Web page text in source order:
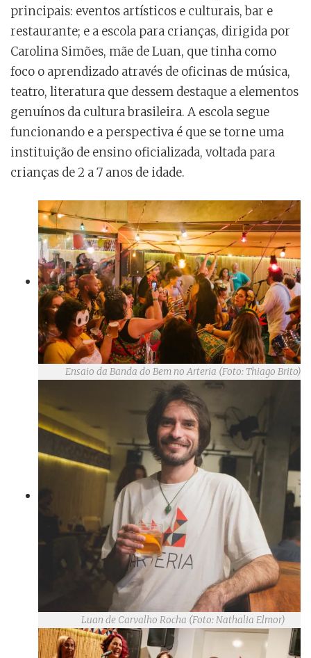
principais: eventos artísticos e culturais, bar e
restaurante; e a escola para crianças, dirigida por
Carolina Simões, mãe de Luan, que tinha como
foco o aprendizado através de oficinas de música,
teatro, literatura que dessem destaque a elementos
genuínos da cultura brasileira. A escola segue
funcionando e a perspectiva é que se torne uma
instituição de ensino oficializada, voltada para
crianças de 2 a 7 anos de idade.
Ensaio da Banda do Bem no Arteria (Foto: Thiago Brito)
Luan de Carvalho Rocha (Foto: Nathalia Elmor)